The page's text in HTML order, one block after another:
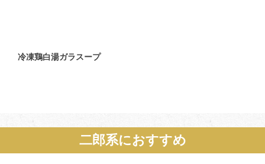
冷凍鶏白湯ガラスープ
二郎系におすすめ